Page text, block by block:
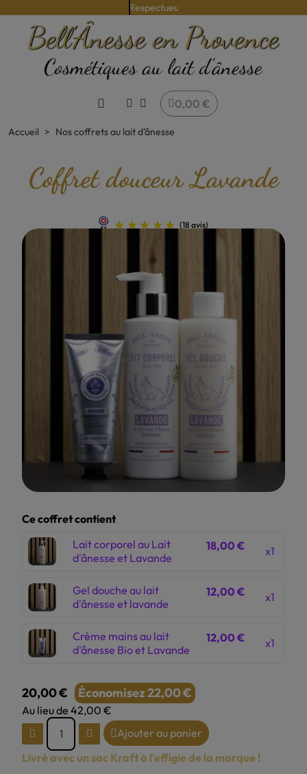
Issue d'une agriculture raisonnée
0,00 €
Accueil Nos coffrets au lait d'ânesse
Coffret douceur Lavande
Ce coffret contient
Lait corporel au Lait
d'ânesse et Lavande
18,00 € x1
Gel douche au lait
d'ânesse et lavande
12,00 € x1
Crème mains au lait
d'ânesse Bio et Lavande
12,00 € x1
20,00 € Économisez 22,00 €
Au lieu de 42,00 €
Ajouter au panier
Livré avec un sac Kraft à l'effigie de la marque !